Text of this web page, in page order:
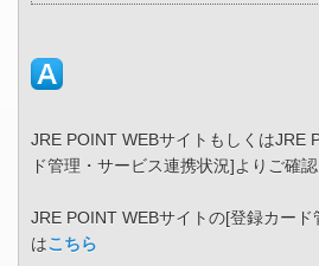
JRE POINT WEBサイトもしくはJRE
ド管理・サービス連携状況]よりご確認
JRE POINT WEBサイトの[登録カー
はこちら